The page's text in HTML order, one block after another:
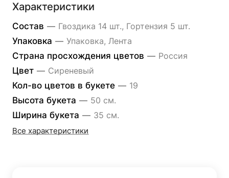
Характеристики
Состав — Гвоздика 14 шт., Гортензия 5 шт.
Упаковка — Упаковка, Лента
Страна просхождения цветов — Россия
Цвет — Сиреневый
Кол-во цветов в букете — 19
Высота букета — 50 см.
Ширина букета — 35 см.
Все характеристики